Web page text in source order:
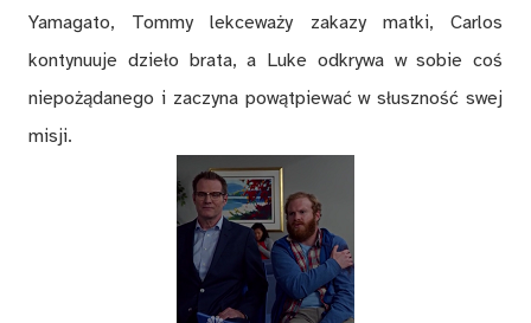
Yamagato, Tommy lekceważy zakazy matki, Carlos
kontynuuje dzieło brata, a Luke odkrywa w sobie coś
niepożądanego i zaczyna powątpiewać w słuszność swej
misji.